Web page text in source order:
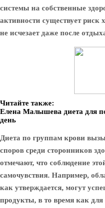
системы на собственные
активности существует риск
не исчезает даже после
Читайте также:
Елена Малышева диета для
день
Диета по группам крови
споров среди сторонников
отмечают, что соблюдение
самочувствия. Например,
как утверждается, могут
продукты, в то время как